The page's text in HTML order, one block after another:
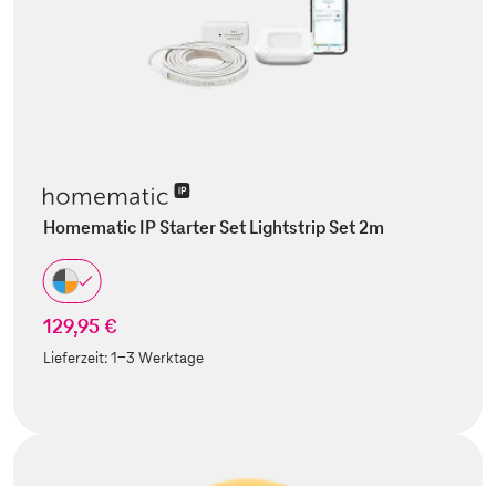
Homematic IP Starter Set Lightstrip Set 2m
129,95 €
Lieferzeit:1-3 Werktage